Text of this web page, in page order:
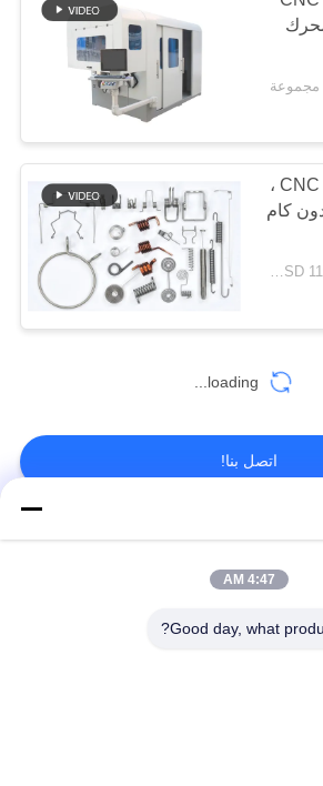
آلة تشكيل الزنبرك CNC ،
كام
USD 119000-127000 MOQ:1 مجموعة
loading...
اتصل بنا!
4:47 AM
Good day, what